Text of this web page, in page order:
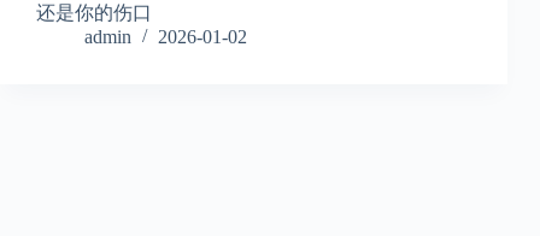
还是你的伤口
admin
2026-01-02